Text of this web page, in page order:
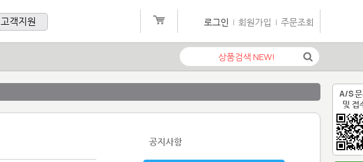
A/S
및 접
고객지원 로그인 | 회원가입 | 주문조회
공지사항